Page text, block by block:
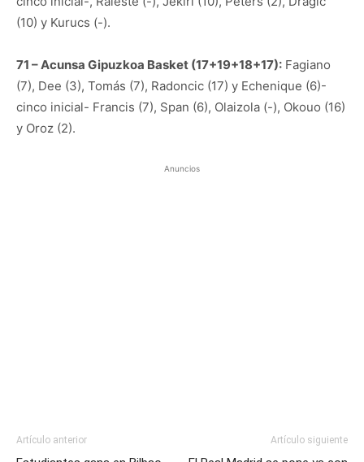
(10) y Kurucs (-).
71 – Acunsa Gipuzkoa Basket (17+19+18+17): Fagiano
(7), Dee (3), Tomás (7), Radoncic (17) y Echenique (6)-
cinco inicial- Francis (7), Span (6), Olaizola (-), Okouo (16)
y Oroz (2).
Anuncios
Artículo anterior Artículo siguiente